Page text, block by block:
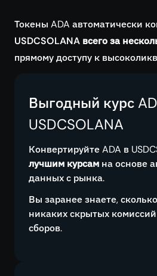
Токены ADA автоматически
USDCSOLANA всего за
прямому доступу к
Выгодный курс
USDCSOLANA
Конвертируйте ADA в
лучшим курсам на основе
данных с рынка.
Вы заранее знаете,
никаких скрытых
сборов.